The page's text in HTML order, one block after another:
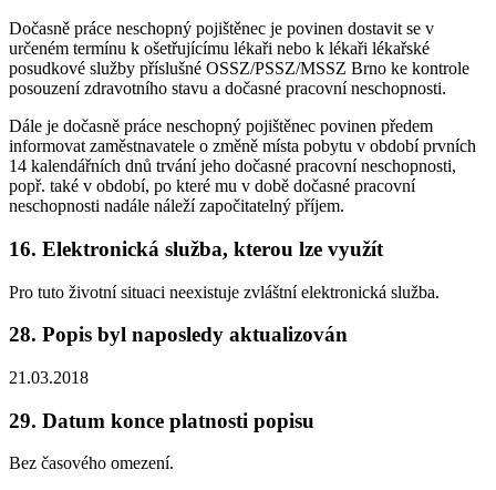
Dočasně práce neschopný pojištěnec je povinen dostavit se v
určeném termínu k ošetřujícímu lékaři nebo k lékaři lékařské
posudkové služby příslušné OSSZ/PSSZ/MSSZ Brno ke kontrole
posouzení zdravotního stavu a dočasné pracovní neschopnosti.
Dále je dočasně práce neschopný pojištěnec povinen předem
informovat zaměstnavatele o změně místa pobytu v období prvních
14 kalendářních dnů trvání jeho dočasné pracovní neschopnosti,
popř. také v období, po které mu v době dočasné pracovní
neschopnosti nadále náleží započitatelný příjem.
16. Elektronická služba, kterou lze využít
Pro tuto životní situaci neexistuje zvláštní elektronická služba.
28. Popis byl naposledy aktualizován
21.03.2018
29. Datum konce platnosti popisu
Bez časového omezení.